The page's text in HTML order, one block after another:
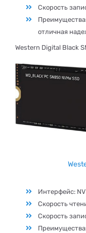
Скорость
отличная
Western Digital Black
Интерфейс:
Скорость
Скорость